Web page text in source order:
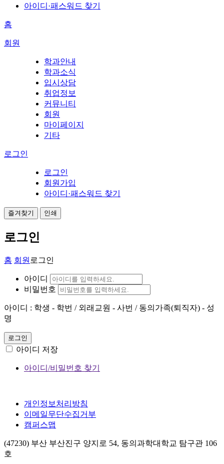
아이디·패스워드 찾기
홈
회원
학과안내
학과소식
입시상담
취업정보
커뮤니티
회원
마이페이지
기타
로그인
로그인
회원가입
아이디·패스워드 찾기
즐겨찾기 인쇄
로그인
홈 회원 로그인
아이디
비밀번호
아이디 : 학생 - 학번 / 외래교원 - 사번 / 동의가족(퇴직자) - 성
명
로그인
아이디 저장
아이디/비밀번호 찾기
개인정보처리방침
이메일무단수집거부
캠퍼스맵
(47230) 부산 부산진구 양지로 54, 동의과학대학교 탐구관 106
호